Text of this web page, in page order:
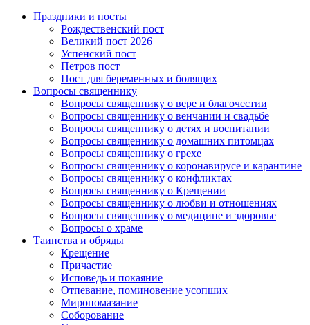
Праздники и посты
Рождественский пост
Великий пост 2026
Успенский пост
Петров пост
Пост для беременных и болящих
Вопросы священнику
Вопросы священнику о вере и благочестии
Вопросы священнику о венчании и свадьбе
Вопросы священнику о детях и воспитании
Вопросы священнику о домашних питомцах
Вопросы священнику о грехе
Вопросы священнику о коронавирусе и карантине
Вопросы священнику о конфликтах
Вопросы священнику о Крещении
Вопросы священнику о любви и отношениях
Вопросы священнику о медицине и здоровье
Вопросы о храме
Таинства и обряды
Крещение
Причастие
Исповедь и покаяние
Отпевание, поминовение усопших
Миропомазание
Соборование